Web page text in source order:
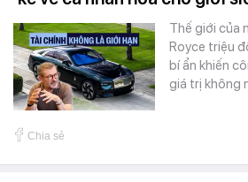
Thế giới của
Royce triệu
bí ẩn khiến
giá trị không
Chia sẻ